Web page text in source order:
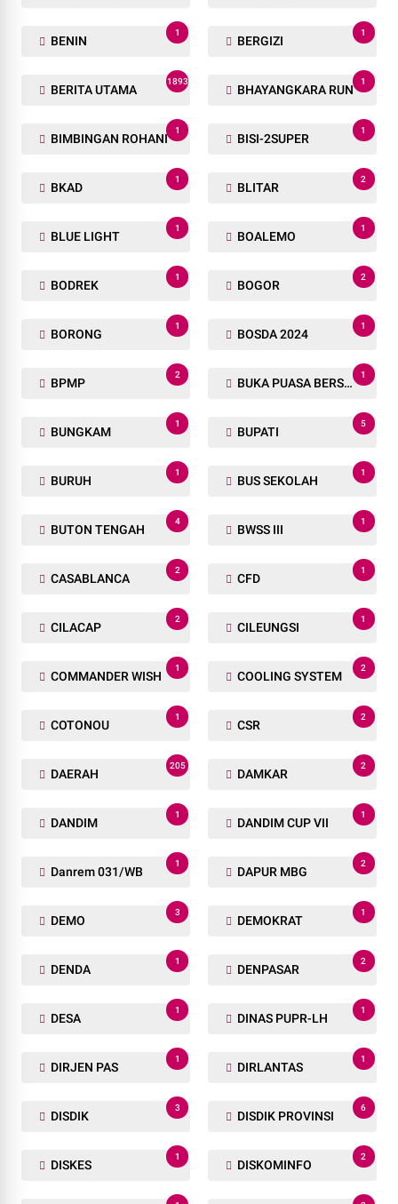
BENIN
1
BERGIZI
1
BERITA UTAMA
1893
BHAYANGKARA RUN
1
BIMBINGAN ROHANI
1
BISI-2SUPER
1
BKAD
1
BLITAR
2
BLUE LIGHT
1
BOALEMO
1
BODREK
1
BOGOR
2
BORONG
1
BOSDA 2024
1
BPMP
2
BUKA PUASA BERSAMA
1
BUNGKAM
1
BUPATI
5
BURUH
1
BUS SEKOLAH
1
BUTON TENGAH
4
BWSS III
1
CASABLANCA
2
CFD
1
CILACAP
2
CILEUNGSI
1
COMMANDER WISH
1
COOLING SYSTEM
2
COTONOU
1
CSR
2
DAERAH
205
DAMKAR
2
DANDIM
1
DANDIM CUP VII
1
Danrem 031/WB
1
DAPUR MBG
2
DEMO
3
DEMOKRAT
1
DENDA
1
DENPASAR
2
DESA
1
DINAS PUPR-LH
1
DIRJEN PAS
1
DIRLANTAS
1
DISDIK
3
DISDIK PROVINSI
6
DISKES
1
DISKOMINFO
2